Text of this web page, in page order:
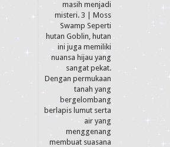
masih menjadi
misteri. 3 | Moss
Swamp Seperti
hutan Goblin, hutan
ini juga memiliki
nuansa hijau yang
sangat pekat.
Dengan permukaan
tanah yang
bergelombang
berlapis lumut serta
air yang
menggenang
membuat suasana